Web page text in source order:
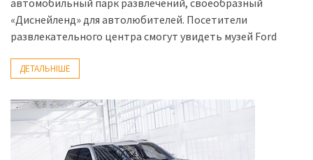
«Диснейленд» для автолюбителей. Посетители
развлекательного центра смогут увидеть музей Ford
ДЕТАЛЬНІШЕ